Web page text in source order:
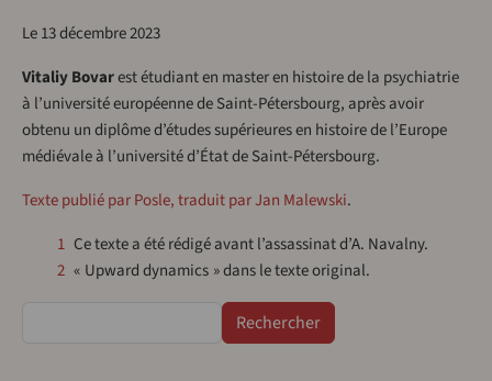
Le 13 décembre 2023
Vitaliy Bovarest étudiant en master en histoire de la psychiatrie
à l’université européenne de Saint-Pétersbourg, après avoir
obtenu un diplôme d’études supérieures en histoire de l’Europe
médiévale à l’université d’État de Saint-Pétersbourg.
Texte publié par Posle, traduit par Jan Malewski.
1 Ce texte a été rédigé avant l’assassinat d’A. Navalny.
2 « Upward dynamics » dans le texte original.